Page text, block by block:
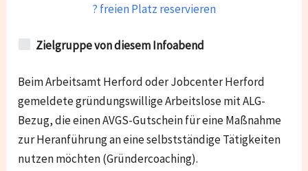
? freien Platz reservieren
Zielgruppe von diesem Infoabend
Beim Arbeitsamt Herford oder Jobcenter Herford
gemeldete gründungswillige Arbeitslose mit ALG-
Bezug, die einen AVGS-Gutschein für eine Maßnahme
zur Heranführung an eine selbstständige Tätigkeiten
nutzen möchten (Gründercoaching).